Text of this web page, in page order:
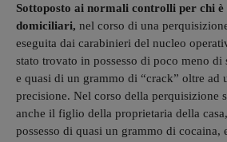
Sottoposto ai normali controlli per chi
domiciliari, nel corso di una
eseguita dai carabinieri del nucleo
stato trovato in possesso di poco meno
e quasi di un grammo di “crack” oltre ad
precisione. Nel corso della perquisizione
anche il figlio della proprietaria della
possesso di quasi un grammo di cocaina,